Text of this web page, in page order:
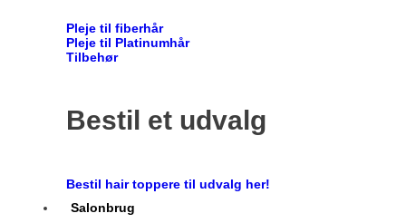
Pleje til fiberhår
Pleje til Platinumhår
Tilbehør
Bestil et udvalg
Bestil hair toppere til udvalg her!
Salonbrug